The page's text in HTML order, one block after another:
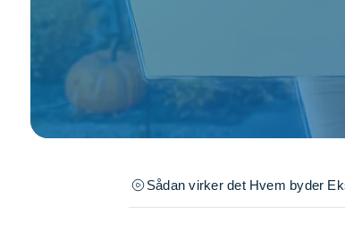
Sådan virker det Hvem byder